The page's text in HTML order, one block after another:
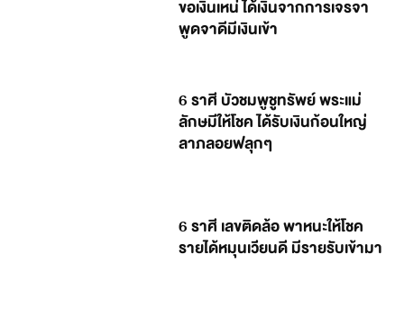
ขอเงินเหน่ ได้เงินจากการเจรจา
พูดจาดีมีเงินเข้า
6 ราศี บัวชมพูชูทรัพย์ พระแม่
ลักษมีให้โชค ได้รับเงินก้อนใหญ่
ลาภลอยฟลุกๆ
6 ราศี เลขติดล้อ พาหนะให้โชค
รายได้หมุนเวียนดี มีรายรับเข้ามา